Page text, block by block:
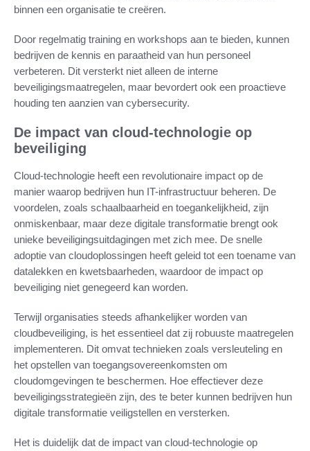
binnen een organisatie te creëren.
Door regelmatig training en workshops aan te bieden, kunnen
bedrijven de kennis en paraatheid van hun personeel
verbeteren. Dit versterkt niet alleen de interne
beveiligingsmaatregelen, maar bevordert ook een proactieve
houding ten aanzien van cybersecurity.
De impact van cloud-technologie op
beveiliging
Cloud-technologie heeft een revolutionaire impact op de
manier waarop bedrijven hun IT-infrastructuur beheren. De
voordelen, zoals schaalbaarheid en toegankelijkheid, zijn
onmiskenbaar, maar deze digitale transformatie brengt ook
unieke beveiligingsuitdagingen met zich mee. De snelle
adoptie van cloudoplossingen heeft geleid tot een toename van
datalekken en kwetsbaarheden, waardoor de impact op
beveiliging niet genegeerd kan worden.
Terwijl organisaties steeds afhankelijker worden van
cloudbeveiliging, is het essentieel dat zij robuuste maatregelen
implementeren. Dit omvat technieken zoals versleuteling en
het opstellen van toegangsovereenkomsten om
cloudomgevingen te beschermen. Hoe effectiever deze
beveiligingsstrategieën zijn, des te beter kunnen bedrijven hun
digitale transformatie veiligstellen en versterken.
Het is duidelijk dat de impact van cloud-technologie op